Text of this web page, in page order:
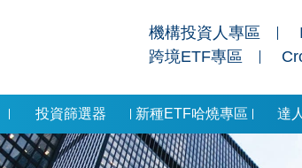
機構投資人專區
跨境ETF專區
投資篩選器 新種ETF哈燒專區 達